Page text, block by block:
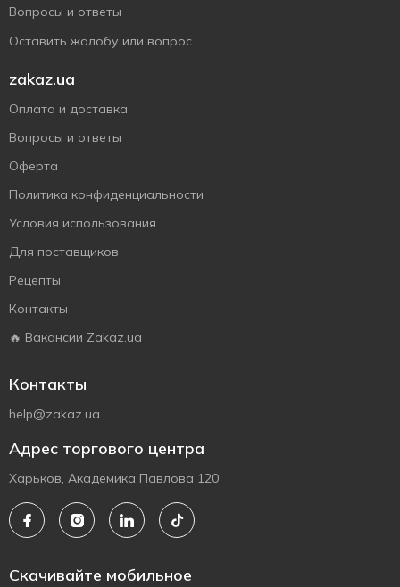
Вопросы и ответы
Оставить жалобу или вопрос
zakaz.ua
Оплата и доставка
Вопросы и ответы
Оферта
Политика конфиденциальности
Условия использования
Для поставщиков
Рецепты
Контакты
🔥 Вакансии Zakaz.ua
Контакты
help@zakaz.ua
Адрес торгового центра
Харьков, Академика Павлова 120
Скачивайте мобильное